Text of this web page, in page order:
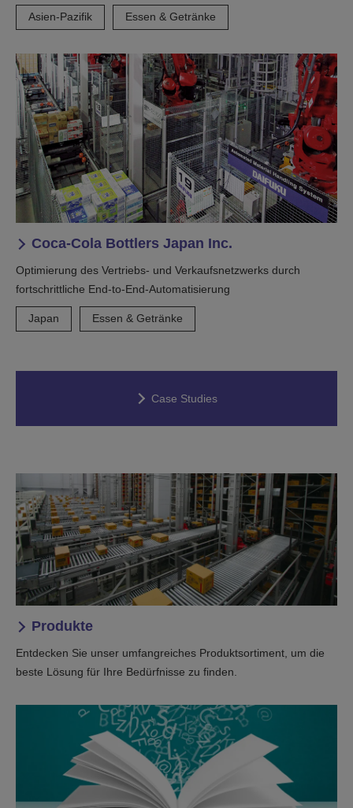
Asien-Pazifik Essen & Getränke
Coca-Cola Bottlers Japan Inc.
Optimierung des Vertriebs- und Verkaufsnetzwerks durch
fortschrittliche End-to-End-Automatisierung
Japan Essen & Getränke
Case Studies
Produkte
Entdecken Sie unser umfangreiches Produktsortiment, um die
beste Lösung für Ihre Bedürfnisse zu finden.